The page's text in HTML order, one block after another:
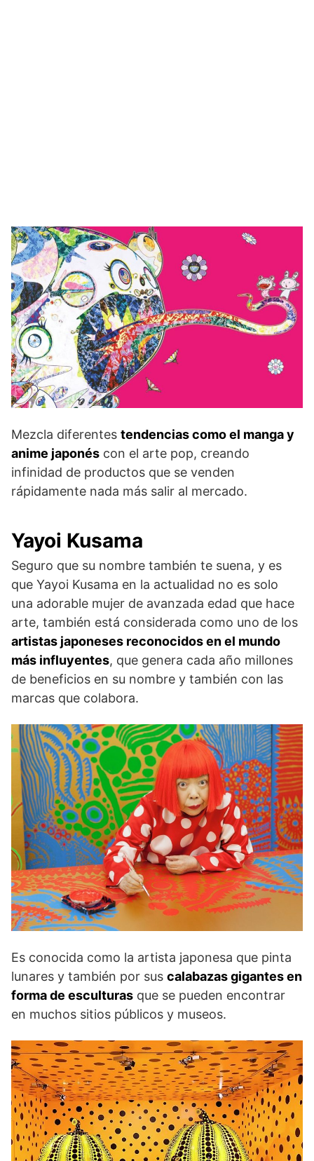
Mezcla diferentes tendencias como el manga y
anime japonés con el arte pop, creando
infinidad de productos que se venden
rápidamente nada más salir al mercado.
Yayoi Kusama
Seguro que su nombre también te suena, y es
que Yayoi Kusama en la actualidad no es solo
una adorable mujer de avanzada edad que hace
arte, también está considerada como uno de los
artistas japoneses reconocidos en el mundo
más influyentes, que genera cada año millones
de beneficios en su nombre y también con las
marcas que colabora.
Es conocida como la artista japonesa que pinta
lunares y también por sus calabazas gigantes en
forma de esculturas que se pueden encontrar
en muchos sitios públicos y museos.